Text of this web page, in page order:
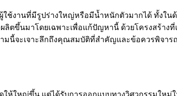
ช้งานที่มีรูปร่างใหญ่หรือมีน้ำหนักตัวมากได้ ทั้งใ
ลิตขึ้นมาโดยเฉพาะเพื่อแก้ปัญหานี้ ด้วยโครงสร้าง
มนี้จะเจาะลึกถึงคุณสมบัติที่สำคัญและข้อควรพิจาร
ใหญ่ขึ้น แต่ได้รับการออกแบบทางวิศวกรรมใหม่